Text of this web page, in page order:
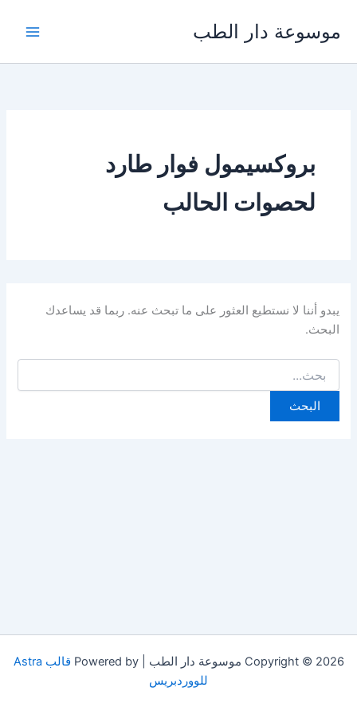
المحتوى
موسوعة دار الطب
بروكسيمول فوار طارد
لحصوات الحالب
يبدو أننا لا نستطيع العثور على ما تبحث عنه. ربما قد يساعدك
البحث.
عن:
Copyright © 2026 موسوعة دار الطب | Powered by
قالب Astra
للووردبريس